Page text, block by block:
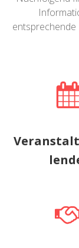
entsprechende